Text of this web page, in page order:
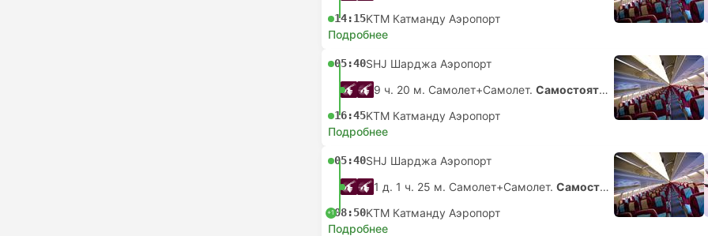
14:15KTM Катманду Аэропорт
Подробнее
05:40SHJ Шарджа Аэропорт
9 ч. 20 м. Самолет+Самолет. Самостоятельная пересадка
16:45KTM Катманду Аэропорт
Подробнее
05:40SHJ Шарджа Аэропорт
1 д. 1 ч. 25 м. Самолет+Самолет. Самостоятельная пересадка
+108:50KTM Катманду Аэропорт
Подробнее